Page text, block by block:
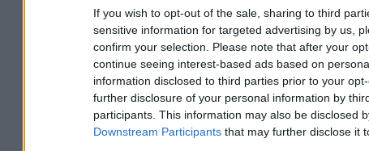
If you wish to opt-out of the sale, sharing to third
sensitive information for targeted advertising by us,
confirm your selection. Please note that after your
continue seeing interest-based ads based on
information disclosed to third parties prior to your
further disclosure of your personal information by
participants. This information may also be disclosed
Downstream Participants that may further disclose it